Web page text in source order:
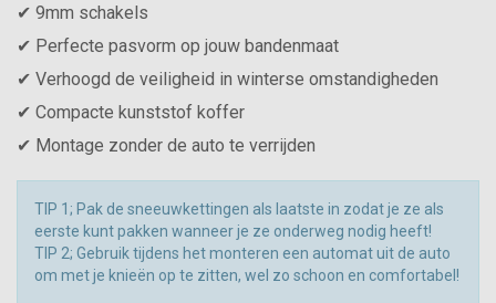
✔ 9mm schakels
✔ Perfecte pasvorm op jouw bandenmaat
✔ Verhoogd de veiligheid in winterse omstandigheden
✔ Compacte kunststof koffer
✔ Montage zonder de auto te verrijden
TIP 1; Pak de sneeuwkettingen als laatste in zodat je ze als
eerste kunt pakken wanneer je ze onderweg nodig heeft!
TIP 2; Gebruik tijdens het monteren een automat uit de auto
om met je knieën op te zitten, wel zo schoon en comfortabel!